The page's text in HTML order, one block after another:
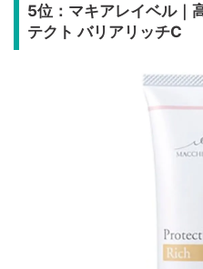
5位：マキアレイベル｜
テクト バリアリッチC